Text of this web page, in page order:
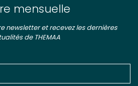
mensuelle
newsletter et recevez les dernières
de THEMAA